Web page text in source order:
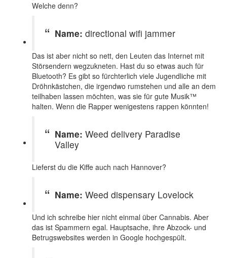
Welche denn?
Name: directional wifi jammer
Das ist aber nicht so nett, den Leuten das Internet mit
Störsendern wegzukneten. Hast du so etwas auch für
Bluetooth? Es gibt so fürchterlich viele Jugendliche mit
Dröhnkästchen, die irgendwo rumstehen und alle an dem
teilhaben lassen möchten, was sie für gute Musik™
halten. Wenn die Rapper wenigestens rappen könnten!
Name: Weed delivery Paradise
Valley
Lieferst du die Kiffe auch nach Hannover?
Name: Weed dispensary Lovelock
Und ich schreibe hier nicht einmal über Cannabis. Aber
das ist Spammern egal. Hauptsache, ihre Abzock- und
Betrugswebsites werden in Google hochgespült.